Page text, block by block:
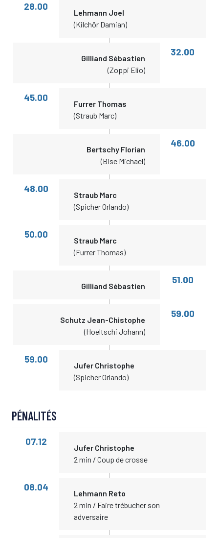
28.00
Lehmann Joel
(Kilchör Damian)
Gilliand Sébastien
(Zoppi Elio)
32.00
45.00
Furrer Thomas
(Straub Marc)
Bertschy Florian
(Bise Michael)
46.00
48.00
Straub Marc
(Spicher Orlando)
50.00
Straub Marc
(Furrer Thomas)
Gilliand Sébastien
51.00
Schutz Jean-Chistophe
(Hoeltschi Johann)
59.00
59.00
Jufer Christophe
(Spicher Orlando)
PÉNALITÉS
07.12
Jufer Christophe
2 min / Coup de crosse
08.04
Lehmann Reto
2 min / Faire trébucher son
adversaire